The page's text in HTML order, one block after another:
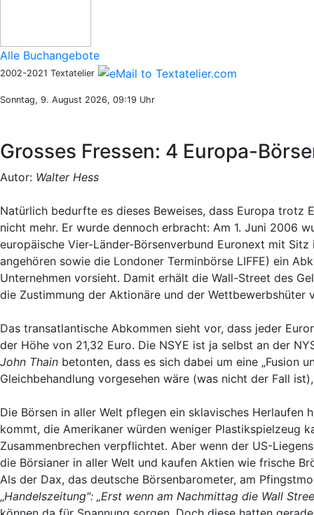
Alle Buchangebote
2002-2021 Textatelier
Sonntag, 9. August 2026, 09:19 Uhr
Grosses Fressen: 4 Europa-
Autor: Walter Hess
Natürlich bedurfte es dieses Beweises, dass Europa trotz
nicht mehr. Er wurde dennoch erbracht: Am 1. Juni 2006
europäische Vier-Länder-Börsenverbund Euronext mit
angehören sowie die Londoner Terminbörse LIFFE) ein
Unternehmen vorsieht. Damit erhält die Wall-Street des
die Zustimmung der Aktionäre und der Wettbewerbshüter
Das transatlantische Abkommen sieht vor, dass jeder
der Höhe von 21,32 Euro. Die NSYE ist ja selbst an der
John Thain betonten, dass es sich dabei um eine „Fusion
Gleichbehandlung vorgesehen wäre (was nicht der Fall
Die Börsen in aller Welt pflegen ein sklavisches Herlaufen
kommt, die Amerikaner würden weniger Plastikspielzeug
Zusammenbrechen verpflichtet. Aber wenn der US-
die Börsianer in aller Welt und kaufen Aktien wie frische
Als der Dax, das deutsche Börsenbarometer, am
„Handelszeitung": „Erst wenn am Nachmittag die Wall